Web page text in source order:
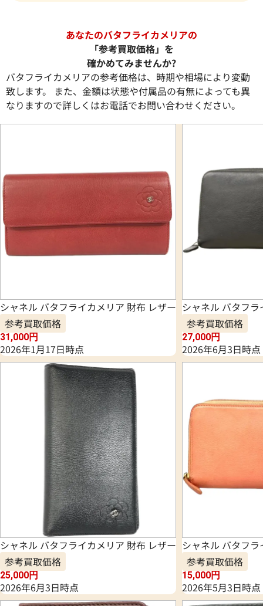
あなたのバタフライカメリアの
「参考買取価格」を
確かめてみませんか?
バタフライカメリアの参考価格は、時期や相場により変動
致します。 また、金額は状態や付属品の有無によっても異
なりますので詳しくはお電話でお問い合わせください。
シャネル バタフライカメリア 財布 レザー
参考買取価格
31,000円
2026年1月17日時点
シャネル バタフ
参考買取価格
27,000円
2026年6月3日時点
シャネル バタフライカメリア 財布 レザー
参考買取価格
25,000円
2026年6月3日時点
シャネル バタフ
参考買取価格
15,000円
2026年5月3日時点